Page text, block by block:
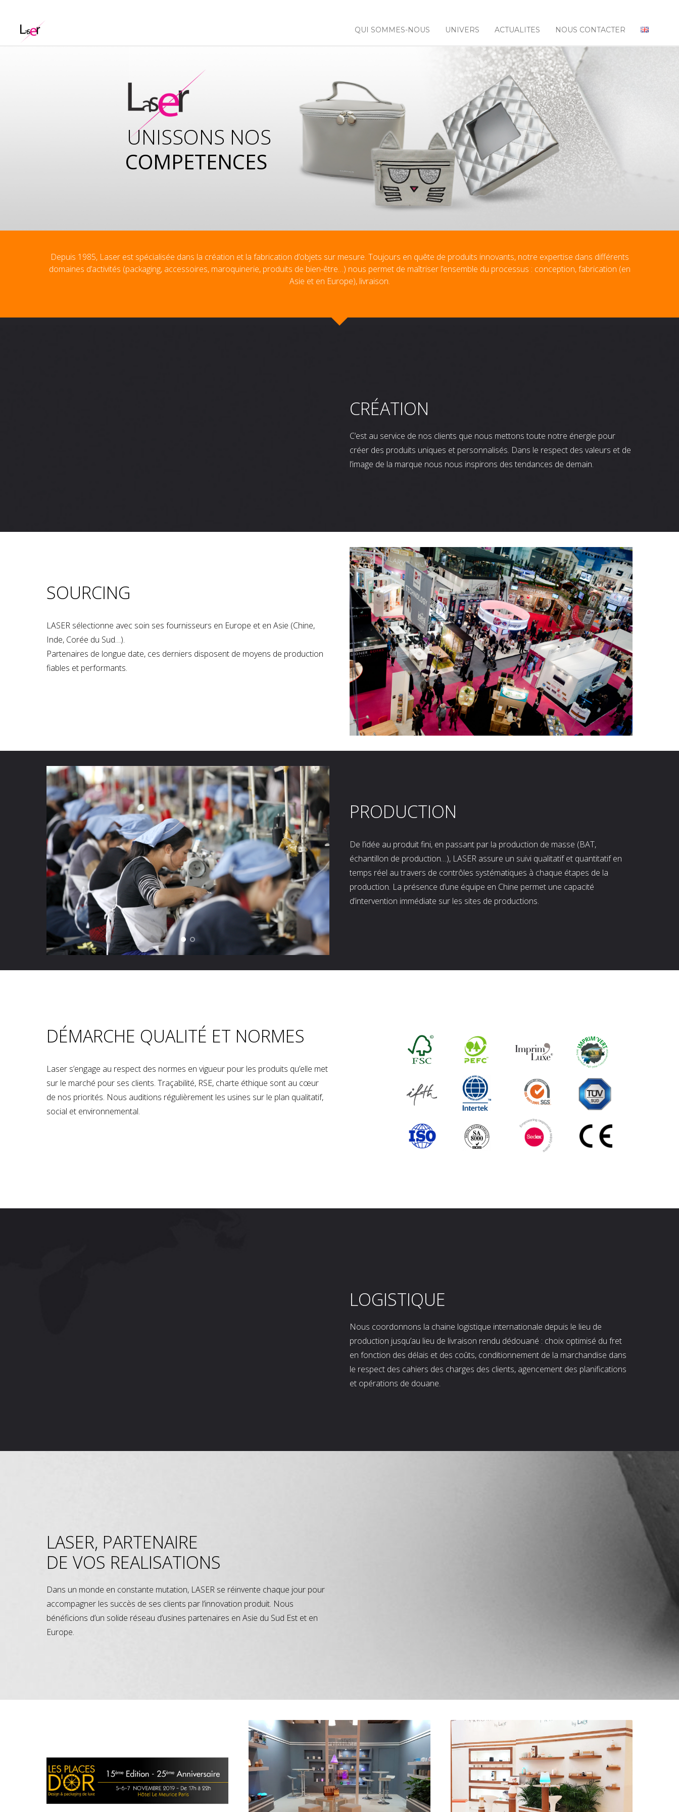
QUI SOMMES-NOUS UNIVERS ACTUALITES NOUS CONTACTER
COMPETENCES
UNISSONS NOS
Depuis 1985, Laser est spécialisée dans la création et la fabrication d’objets sur mesure. Toujours en quête de produits innovants, notre expertise dans différents
domaines d’activités (packaging, accessoires, maroquinerie, produits de bien-être…) nous permet de maîtriser l’ensemble du processus : conception, fabrication (en
Asie et en Europe), livraison.
CRÉATION
C’est au service de nos clients que nous mettons toute notre énergie pour
créer des produits uniques et personnalisés. Dans le respect des valeurs et de
l’image de la marque nous nous inspirons des tendances de demain.
SOURCING
LASER sélectionne avec soin ses fournisseurs en Europe et en Asie (Chine,
Inde, Corée du Sud…).
Partenaires de longue date, ces derniers disposent de moyens de production
fiables et performants.
PRODUCTION
De l’idée au produit fini, en passant par la production de masse (BAT,
échantillon de production…), LASER assure un suivi qualitatif et quantitatif en
temps réel au travers de contrôles systématiques à chaque étapes de la
production. La présence d’une équipe en Chine permet une capacité
d’intervention immédiate sur les sites de productions.
DÉMARCHE QUALITÉ ET NORMES
Laser s’engage au respect des normes en vigueur pour les produits qu’elle met
sur le marché pour ses clients. Traçabilité, RSE, charte éthique sont au cœur
de nos priorités. Nous auditions régulièrement les usines sur le plan qualitatif,
social et environnemental.
LOGISTIQUE
Nous coordonnons la chaine logistique internationale depuis le lieu de
production jusqu’au lieu de livraison rendu dédouané : choix optimisé du fret
en fonction des délais et des coûts, conditionnement de la marchandise dans
le respect des cahiers des charges des clients, agencement des planifications
et opérations de douane.
LASER, PARTENAIRE
DE VOS REALISATIONS
Dans un monde en constante mutation, LASER se réinvente chaque jour pour
accompagner les succès de ses clients par l’innovation produit. Nous
bénéficions d’un solide réseau d’usines partenaires en Asie du Sud Est et en
Europe.